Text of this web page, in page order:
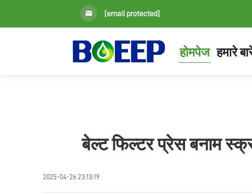
[email protected]
होमपेज हमारे
बेल्ट फिल्टर प्रेस बनाम
2025-04-26 23:13:19